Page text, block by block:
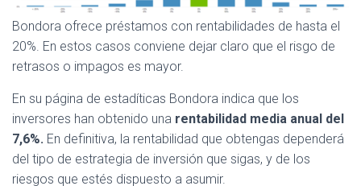
Bondora ofrece préstamos con rentabilidades de hasta el
20%. En estos casos conviene dejar claro que el risgo de
retrasos o impagos es mayor.
En su página de estadíticas Bondora indica que los
inversores han obtenido una rentabilidad media anual del
7,6%. En definitiva, la rentabilidad que obtengas dependerá
del tipo de estrategia de inversión que sigas, y de los
riesgos que estés dispuesto a asumir.